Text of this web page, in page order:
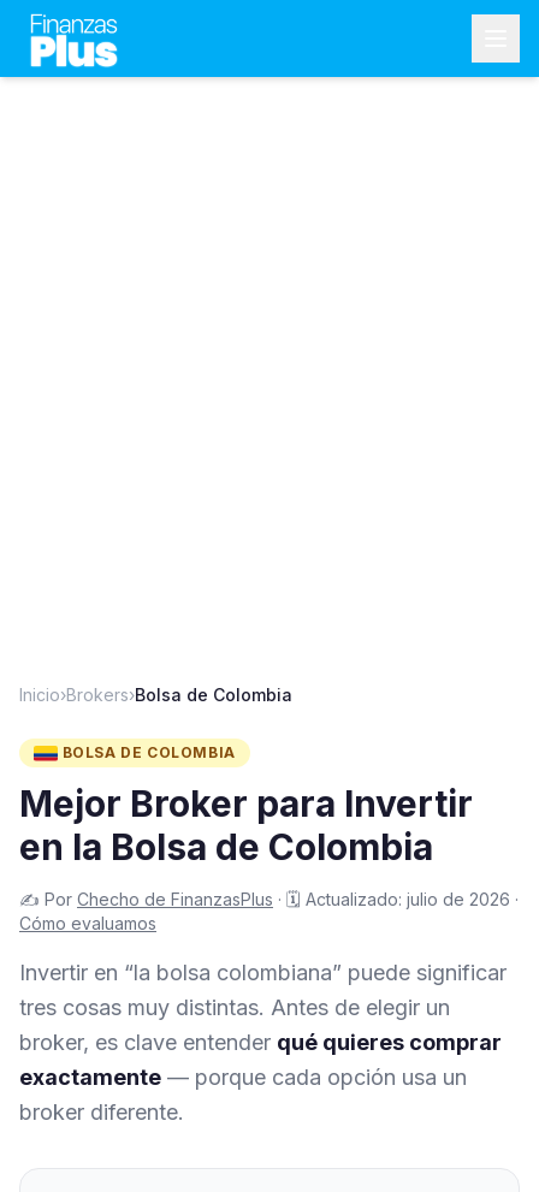
Inicio›Brokers›Bolsa de Colombia
BOLSA DE COLOMBIA
Mejor Broker para Invertir
en la Bolsa de Colombia
✍️ Por Checho de FinanzasPlus · 🗓️ Actualizado: julio de 2026 ·
Cómo evaluamos
Invertir en “la bolsa colombiana” puede significar
tres cosas muy distintas. Antes de elegir un
broker, es clave entender qué quieres comprar
exactamente — porque cada opción usa un
broker diferente.